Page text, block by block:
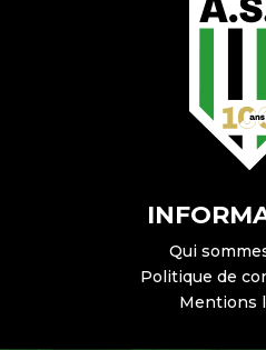
Qui
Politique de
Mentions